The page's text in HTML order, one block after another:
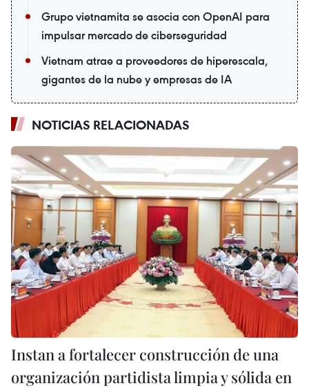
Grupo vietnamita se asocia con OpenAI para
impulsar mercado de ciberseguridad
Vietnam atrae a proveedores de hiperescala,
gigantes de la nube y empresas de IA
NOTICIAS RELACIONADAS
Instan a fortalecer construcción de una
organización partidista limpia y sólida en